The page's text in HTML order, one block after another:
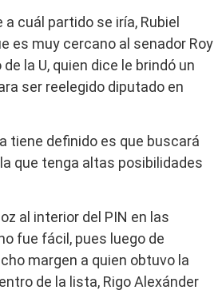
cuál partido se iría, Rubiel
es muy cercano al senador Roy
la U, quien dice le brindó un
ser reelegido diputado en
tiene definido es que buscará
que tenga altas posibilidades
al interior del PIN en las
fue fácil, pues luego de
margen a quien obtuvo la
de la lista, Rigo Alexánder